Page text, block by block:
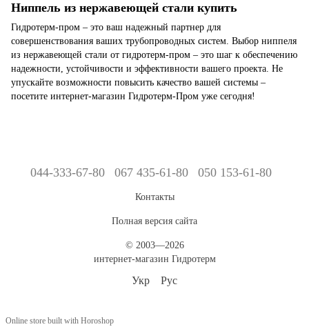
Ниппель из нержавеющей стали купить
Гидротерм-пром – это ваш надежный партнер для
совершенствования ваших трубопроводных систем. Выбор ниппеля
из нержавеющей стали от гидротерм-пром – это шаг к обеспечению
надежности, устойчивости и эффективности вашего проекта. Не
упускайте возможности повысить качество вашей системы –
посетите интернет-магазин Гидротерм-Пром уже сегодня!
044-333-67-80 067 435-61-80 050 153-61-80
Контакты
Полная версия сайта
© 2003—2026
интернет-магазин Гидротерм
Укр Рус
Online store built with Horoshop